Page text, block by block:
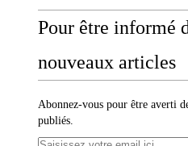
Pour être informé
nouveaux articles
Abonnez-vous pour être averti
publiés.